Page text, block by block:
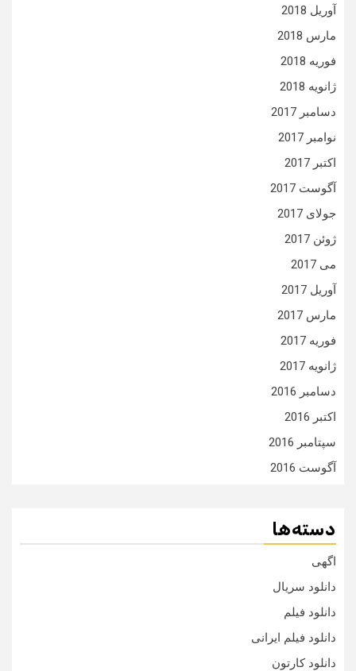
آوریل 2018
مارس 2018
فوریه 2018
ژانویه 2018
دسامبر 2017
نوامبر 2017
اکتبر 2017
آگوست 2017
جولای 2017
ژوئن 2017
می 2017
آوریل 2017
مارس 2017
فوریه 2017
ژانویه 2017
دسامبر 2016
اکتبر 2016
سپتامبر 2016
آگوست 2016
دسته‌ها
اگهی
دانلود سریال
دانلود فیلم
دانلود فیلم ایرانی
دانلود کارتون